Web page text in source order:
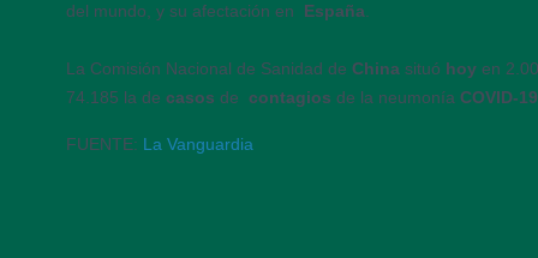
del mundo, y su afectación en España.
La Comisión Nacional de Sanidad de China situó hoy en
74.185 la de casos de contagios de la neumonía COVID-
FUENTE: La Vanguardia